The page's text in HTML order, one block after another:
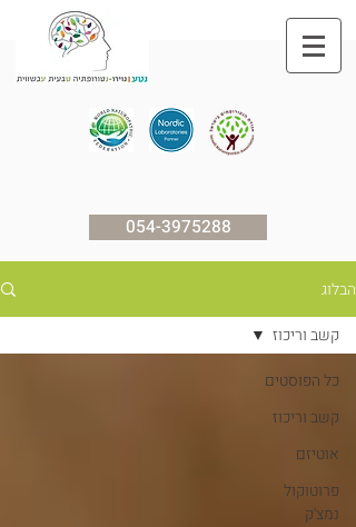
054-3975288
הבלוג
כל הפוסטים
קשב וריכוז
אוטיזם
פרוטוקול
נמצ'ק
קשב וריכוז